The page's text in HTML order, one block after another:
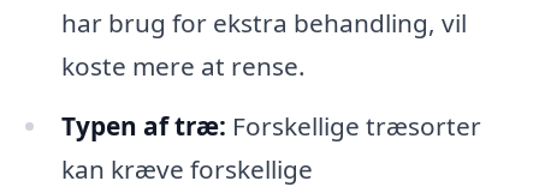
har brug for ekstra behandling, vil
koste mere at rense.
Typen af træ: Forskellige træsorter
kan kræve forskellige